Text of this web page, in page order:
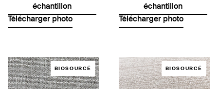
échantillon
Télécharger photo
échantillon
Télécharger photo
BIOSOURCÉ BIOSOURCÉ